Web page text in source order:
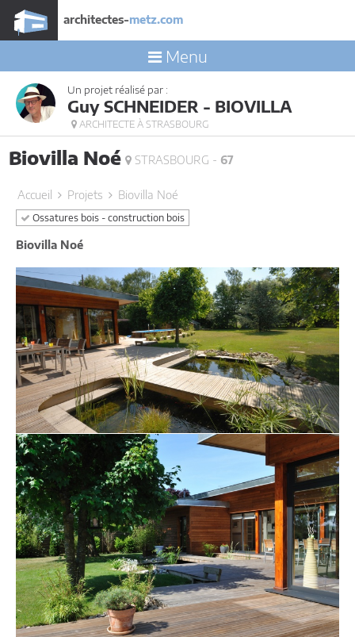
architectes-metz.com
Menu
Un projet réalisé par :
Guy SCHNEIDER - BIOVILLA
ARCHITECTE À STRASBOURG
Biovilla Noé STRASBOURG - 67
Accueil Projets Biovilla Noé
Ossatures bois - construction bois
Biovilla Noé